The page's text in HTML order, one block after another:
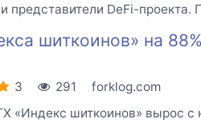
представители DeFi-проекта.
шиткоинов» на
3 291
forklog.com
«Индекс шиткоинов» вырос с